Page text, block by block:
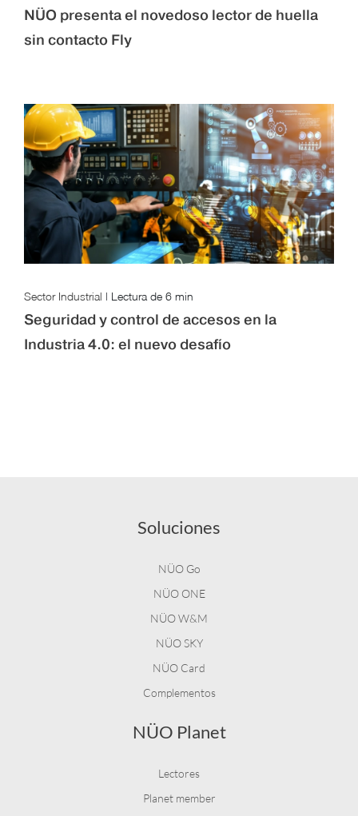
NÜO presenta el novedoso lector de huella
sin contacto Fly
Sector Industrial | Lectura de 6 min
Seguridad y control de accesos en la
Industria 4.0: el nuevo desafío
Soluciones
NÜO Go
NÜO ONE
NÜO W&M
NÜO SKY
NÜO Card
Complementos
NÜO Planet
Lectores
Planet member